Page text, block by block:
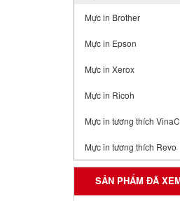
Mực in Brother
Mực in Epson
Mực in Xerox
Mực in Ricoh
Mực in tương thích
Mực in tương thích Revo
SẢN PHẨM ĐÃ